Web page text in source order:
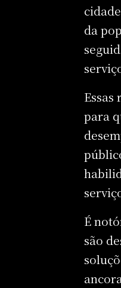
da
Essas
para
É
são